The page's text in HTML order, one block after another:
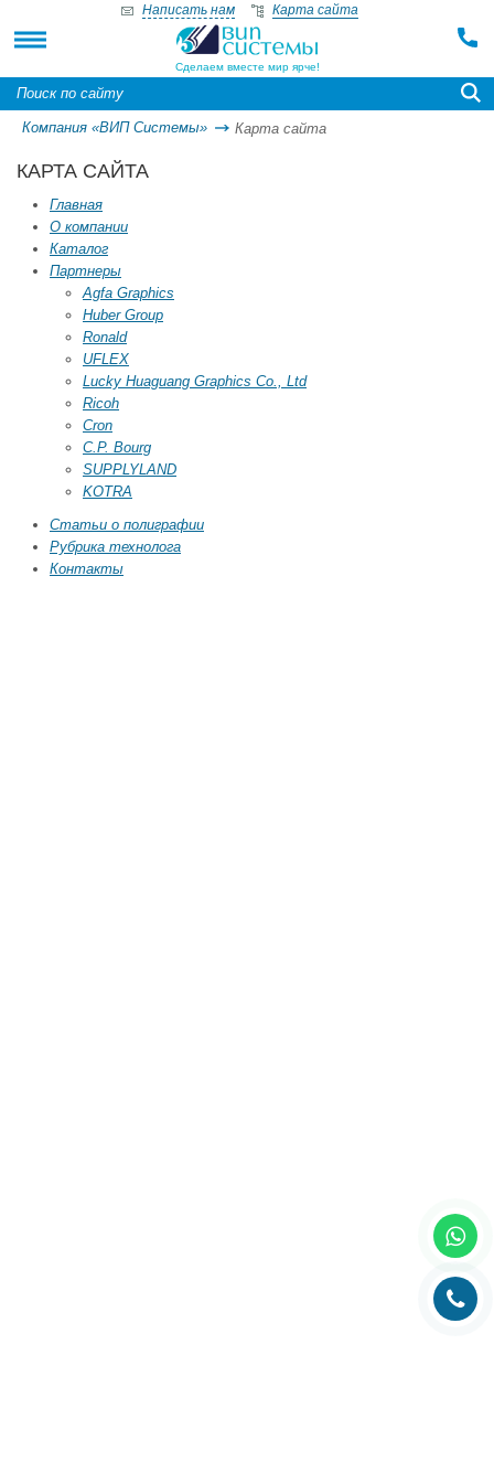
Сделаем вместе мир ярче!
Написать нам Карта сайта
Компания «ВИП Системы» Карта сайта
КАРТА САЙТА
Главная
О компании
Каталог
Партнеры
Agfa Graphics
Huber Group
Ronald
UFLEX
Lucky Huaguang Graphics Co., Ltd
Ricoh
Cron
C.P. Bourg
SUPPLYLAND
KOTRA
Статьи о полиграфии
Рубрика технолога
Контакты